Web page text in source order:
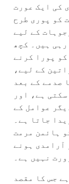
کی ایک عورت
کو پوری طرح
کے لیے
رہی ہیں۔ کچھ
پورا کرنے
کے لیے،
صدمے کے بعد
ہے، اور
عوامل کے
جاتا ہے۔
ہائمن مرمت
آرامدی ہونے
نہیں ہے۔
جس کا مقصد